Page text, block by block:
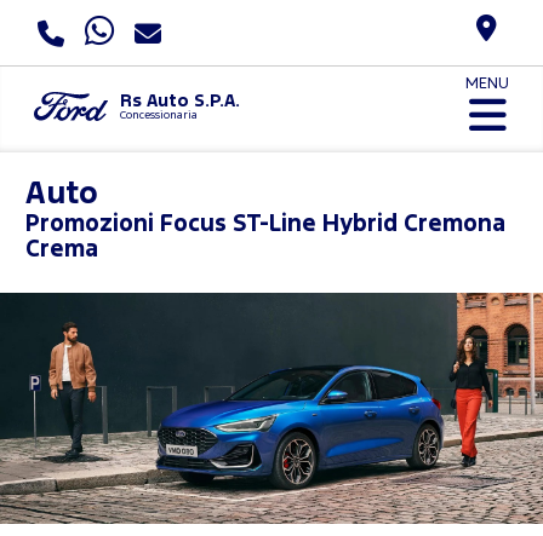
Rs Auto S.P.A.
Concessionaria
MENU
Auto
Promozioni Focus ST-Line Hybrid Cremona
Crema